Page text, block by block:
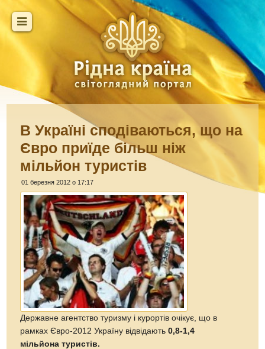
В Україні сподіваються, що на
Євро приїде більш ніж
мільйон туристів
01 березня 2012 о 17:17
Державне агентство туризму і курортів очікує, що в
рамках Євро-2012 Україну відвідають0,8-1,4
мільйона туристів.